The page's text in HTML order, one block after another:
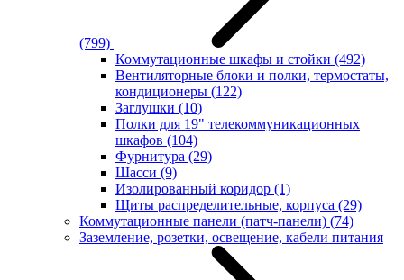
(799)
Коммутационные шкафы и стойки (492)
Вентиляторные блоки и полки, термостаты,
кондиционеры (122)
Заглушки (10)
Полки для 19" телекоммуникационных
шкафов (104)
Фурнитура (29)
Шасси (9)
Изолированный коридор (1)
Щиты распределительные, корпуса (29)
Коммутационные панели (патч-панели) (74)
Заземление, розетки, освещение, кабели питания